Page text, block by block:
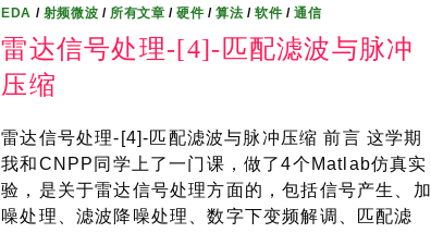
EDA / 射频微波 / 所有文章 /硬件 /算法 /软件 /通信
雷达信号处理-[4]-匹配滤波与脉冲
压缩
雷达信号处理-[4]-匹配滤波与脉冲压缩 前言 这学期
我和CNPP同学上了一门课，做了4个Matlab仿真实
验，是关于雷达信号处理方面的，包括信号产生、加
噪处理、滤波降噪处理、数字下变频解调、匹配滤